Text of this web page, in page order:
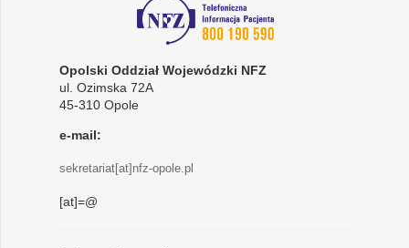
Opolski Oddział Wojewódzki NFZ
ul. Ozimska 72A
45-310 Opole
e-mail:
sekretariat[at]nfz-opole.pl
[at]=@